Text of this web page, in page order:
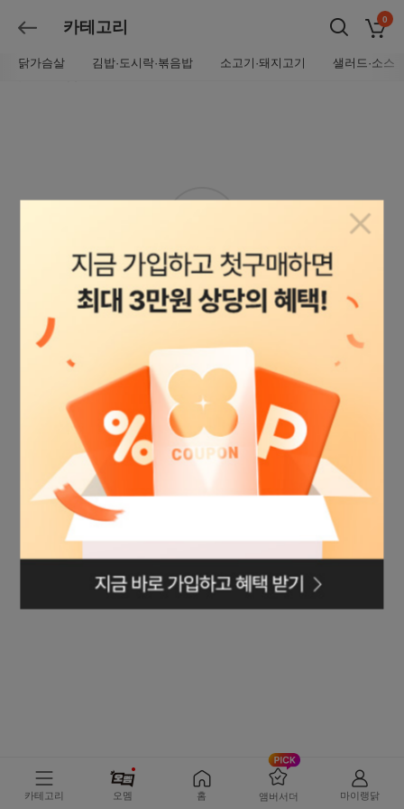
뒤로가기카테고리 장바구
0
닭가슴살 김밥·도시락·볶음밥 소고기·돼지고기 샐러드·소스
검색된 상품이 없습니다.
카테고리 오멤 홈 앰버서더 마이랭닭
팝업닫
로그인페이지로